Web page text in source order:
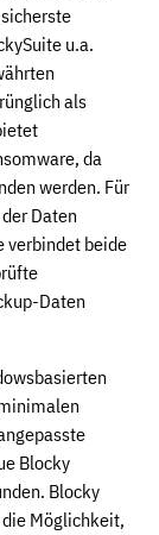
u.a.
als
da
werden. Für
Daten
verbindet beide
Daten
Blocky
Blocky
Möglichkeit,